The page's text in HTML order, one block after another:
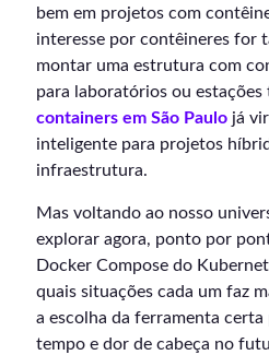
bem em projetos com
interesse por contêineres for
montar uma estrutura com
para laboratórios ou estações
containers em São Paulo já
inteligente para projetos
infraestrutura.
Mas voltando ao nosso
explorar agora, ponto por
Docker Compose do
quais situações cada um faz
a escolha da ferramenta
tempo e dor de cabeça no